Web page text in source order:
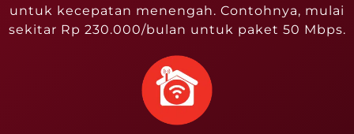
untuk kecepatan menengah. Contohnya, mulai
sekitar Rp 230.000/bulan untuk paket 50 Mbps.